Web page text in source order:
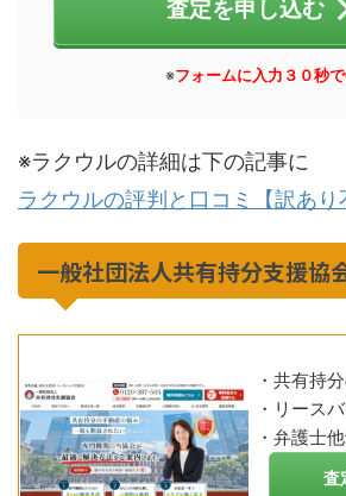
査定を申し込む
※フォームに入力３０秒
※ラクウルの詳細は下の記事に
ラクウルの評判と口コミ【訳あり
一般社団法人共有持分支援協
・共有持
・リース
・弁護士
査